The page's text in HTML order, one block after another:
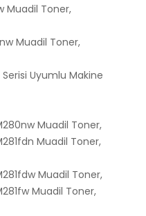
Muadil Toner,
Muadil Toner,
Uyumlu Makine
Muadil Toner,
Muadil Toner,
Muadil Toner,
Muadil Toner,